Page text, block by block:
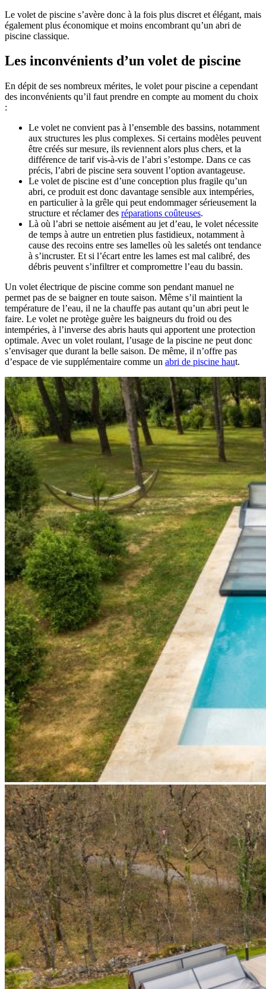
Le volet de piscine s’avère donc à la fois plus discret et élégant, mais
également plus économique et moins encombrant qu’un abri de
piscine classique.
Les inconvénients d’un volet de piscine
En dépit de ses nombreux mérites, le volet pour piscine a cependant
des inconvénients qu’il faut prendre en compte au moment du choix
:
Le volet ne convient pas à l’ensemble des bassins, notamment
aux structures les plus complexes. Si certains modèles peuvent
être créés sur mesure, ils reviennent alors plus chers, et la
différence de tarif vis-à-vis de l’abri s’estompe. Dans ce cas
précis, l’abri de piscine sera souvent l’option avantageuse.
Le volet de piscine est d’une conception plus fragile qu’un
abri, ce produit est donc davantage sensible aux intempéries,
en particulier à la grêle qui peut endommager sérieusement la
structure et réclamer des réparations coûteuses.
Là où l’abri se nettoie aisément au jet d’eau, le volet nécessite
de temps à autre un entretien plus fastidieux, notamment à
cause des recoins entre ses lamelles où les saletés ont tendance
à s’incruster. Et si l’écart entre les lames est mal calibré, des
débris peuvent s’infiltrer et compromettre l’eau du bassin.
Un volet électrique de piscine comme son pendant manuel ne
permet pas de se baigner en toute saison. Même s’il maintient la
température de l’eau, il ne la chauffe pas autant qu’un abri peut le
faire. Le volet ne protège guère les baigneurs du froid ou des
intempéries, à l’inverse des abris hauts qui apportent une protection
optimale. Avec un volet roulant, l’usage de la piscine ne peut donc
s’envisager que durant la belle saison. De même, il n’offre pas
d’espace de vie supplémentaire comme un abri de piscine haut.